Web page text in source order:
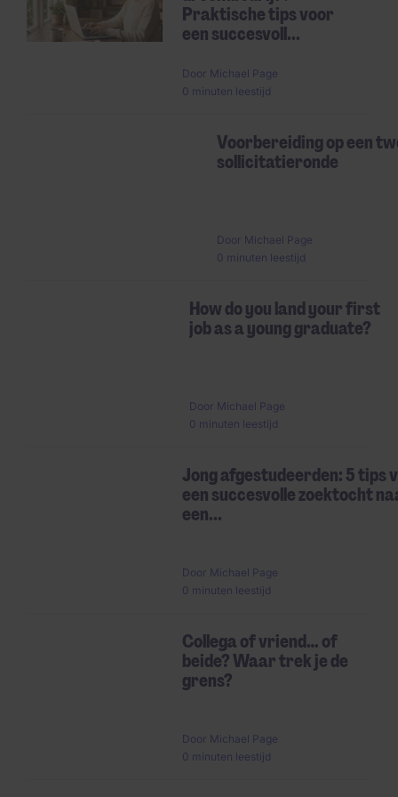
Praktische tips voor
een succesvoll...
Door Michael Page
0 minuten leestijd
Voorbereiding op een
sollicitatieronde
Door Michael Page
0 minuten leestijd
How do you land your first
job as a young graduate?
Door Michael Page
0 minuten leestijd
Jong afgestudeerden: 5 tips
een succesvolle zoektocht
een...
Door Michael Page
0 minuten leestijd
Collega of vriend… of
beide? Waar trek je de
grens?
Door Michael Page
0 minuten leestijd